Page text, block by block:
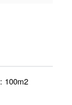
100m2